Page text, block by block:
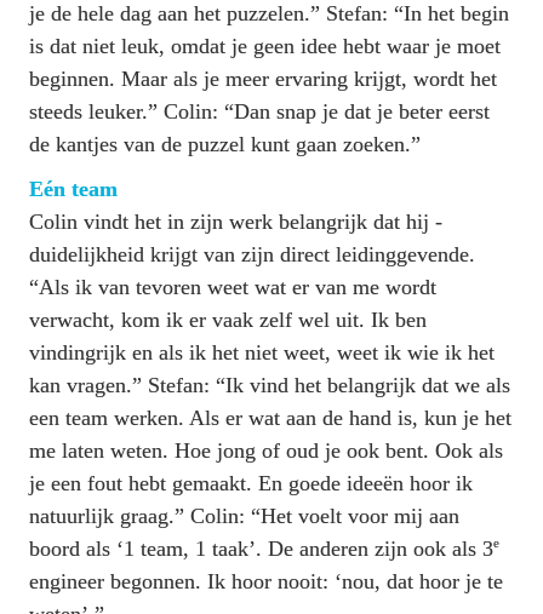
je de hele dag aan het puzzelen.” Stefan: “In het begin
is dat niet leuk, omdat je geen idee hebt waar je moet
beginnen. Maar als je meer ervaring krijgt, wordt het
steeds leuker.” Colin: “Dan snap je dat je beter eerst
de kantjes van de puzzel kunt gaan zoeken.”
Eén team
Colin vindt het in zijn werk belangrijk dat hij ­
duidelijkheid krijgt van zijn direct leidinggevende.
“Als ik van tevoren weet wat er van me wordt
verwacht, kom ik er vaak zelf wel uit. Ik ben
vindingrijk en als ik het niet weet, weet ik wie ik het
kan vragen.” Stefan: “Ik vind het belangrijk dat we als
een team werken. Als er wat aan de hand is, kun je het
me laten weten. Hoe jong of oud je ook bent. Ook als
je een fout hebt gemaakt. En goede ideeën hoor ik
natuurlijk graag.” Colin: “Het voelt voor mij aan
boord als ‘1 team, 1 taak’. De anderen zijn ook als 3e
engineer begonnen. Ik hoor nooit: ‘nou, dat hoor je te